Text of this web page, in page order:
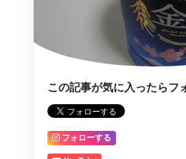
この記事が気に入ったらフ
フォローする